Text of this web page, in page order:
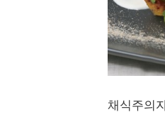
채식주의